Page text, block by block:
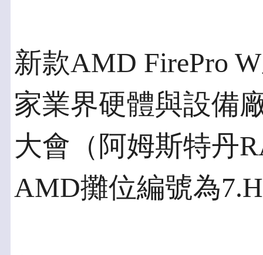
新款AMD FirePro
家業界硬體與設備
大會（阿姆斯特丹
AMD攤位編號為